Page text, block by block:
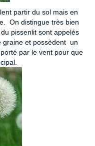
partir du sol mais en
On distingue très bien
pissenlit sont appelés
graine et possèdent un
par le vent pour que